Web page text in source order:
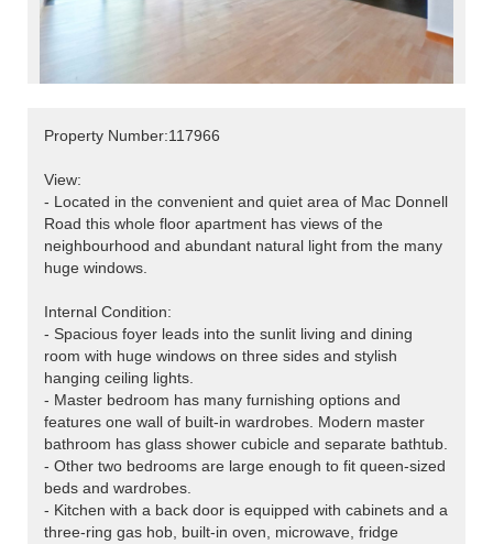
Property Number:117966
View:
- Located in the convenient and quiet area of Mac Donnell
Road this whole floor apartment has views of the
neighbourhood and abundant natural light from the many
huge windows.
Internal Condition:
- Spacious foyer leads into the sunlit living and dining
room with huge windows on three sides and stylish
hanging ceiling lights.
- Master bedroom has many furnishing options and
features one wall of built-in wardrobes. Modern master
bathroom has glass shower cubicle and separate bathtub.
- Other two bedrooms are large enough to fit queen-sized
beds and wardrobes.
- Kitchen with a back door is equipped with cabinets and a
three-ring gas hob, built-in oven, microwave, fridge